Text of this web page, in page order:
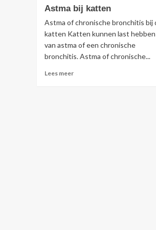
voor
een
gezonde
Astma bij katten
Astma of chronische bronchitis bij
katten Katten kunnen last hebben
van astma of een chronische
bronchitis. Astma of chronische...
Lees meerLees